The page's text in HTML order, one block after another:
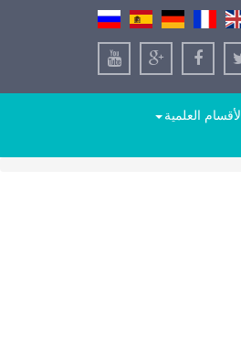
الأقسام العلمية